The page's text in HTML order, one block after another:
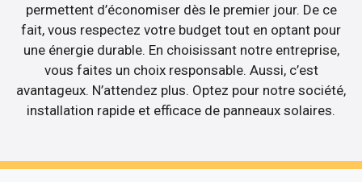
permettent d’économiser dès le premier jour. De ce
fait, vous respectez votre budget tout en optant pour
une énergie durable. En choisissant notre entreprise,
vous faites un choix responsable. Aussi, c’est
avantageux. N’attendez plus. Optez pour notre société,
installation rapide et efficace de panneaux solaires.